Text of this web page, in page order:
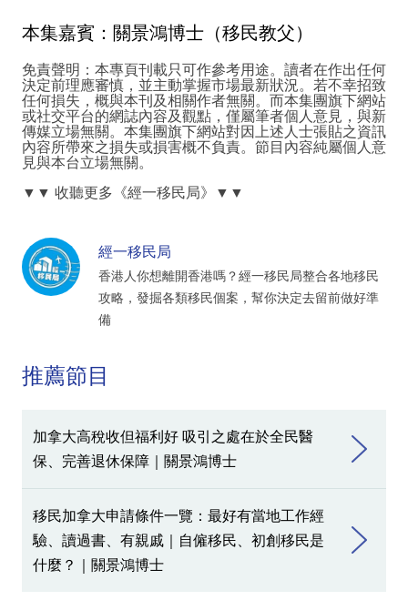
本集嘉賓：關景鴻博士（移民教父）
免責聲明：本專頁刊載只可作參考用途。讀者在作出任何
決定前理應審慎，並主動掌握市場最新狀況。若不幸招致
任何損失，概與本刊及相關作者無關。而本集團旗下網站
或社交平台的網誌內容及觀點，僅屬筆者個人意見，與新
傳媒立場無關。本集團旗下網站對因上述人士張貼之資訊
內容所帶來之損失或損害概不負責。節目內容純屬個人意
見與本台立場無關。
▼▼ 收聽更多《經一移民局》 ▼▼
經一移民局
香港人你想離開香港嗎？經一移民局整合各地移民
攻略，發掘各類移民個案，幫你決定去留前做好準
備
推薦節目
加拿大高稅收但福利好 吸引之處在於全民醫
保、完善退休保障｜關景鴻博士
移民加拿大申請條件一覽：最好有當地工作經
驗、讀過書、有親戚｜自僱移民、初創移民是
什麼？｜關景鴻博士